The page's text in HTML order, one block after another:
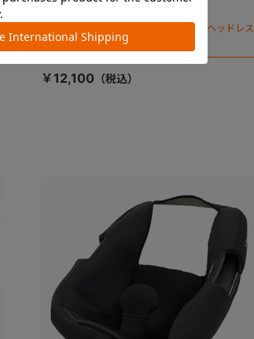
ー）
※全体のシートカバーのみとなります。ヘッドレス
トカバーは別売りです。
￥12,100